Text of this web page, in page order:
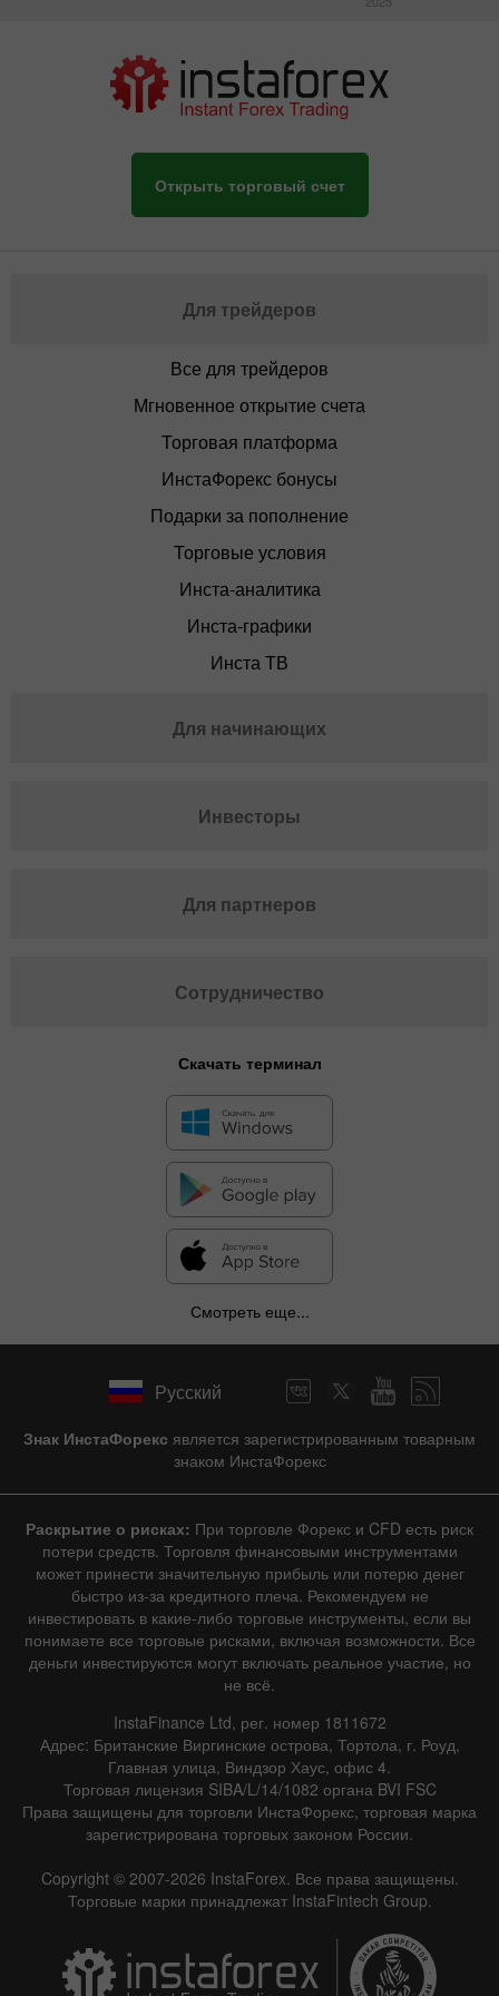
Открыть торговый счет
Для трейдеров
Все для трейдеров
Мгновенное открытие счета
Торговая платформа
ИнстаФорекс бонусы
Подарки за пополнение
Торговые условия
Инста-аналитика
Инста-графики
Инста ТВ
Для начинающих
Инвесторы
Для партнеров
Сотрудничество
Скачать терминал
Смотреть еще...
Русский
Знак ИнстаФорекс является зарегистрированным товарным
знаком ИнстаФорекс
Раскрытие о рисках: При торговле Форекс и CFD есть риск
потери средств. Торговля финансовыми инструментами
может принести значительную прибыль или потерю денег
быстро из-за кредитного плеча. Рекомендуем не
инвестировать в какие-либо торговые инструменты, если вы
понимаете все торговые рисками, включая возможности. Все
деньги инвестируются могут включать реальное участие, но
не всё.
InstaFinance Ltd, рег. номер 1811672
Адрес: Британские Виргинские острова, Тортола, г. Роуд,
Главная улица, Виндзор Хаус, офис 4.
Торговая лицензия SIBA/L/14/1082 органа BVI FSC
Права защищены для торговли ИнстаФорекс, торговая марка
зарегистрирована торговых законом России.
Copyright © 2007-2026 InstaForex. Все права защищены.
Торговые марки принадлежат InstaFintech Group.